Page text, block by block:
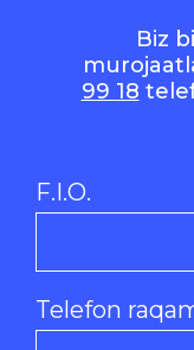
Biz
99 18
F.I.O.
Telefon